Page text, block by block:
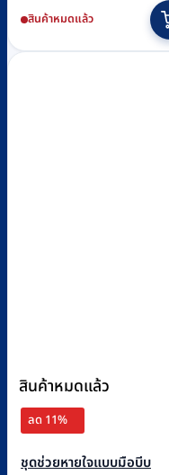
฿250
through
สินค้าหมดแล้ว
product
has
สินค้าหมดแล้ว
ลด 11%
ชุดช่วยหายใจแบบมือบีบ